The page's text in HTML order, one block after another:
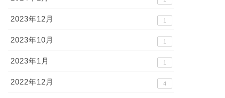
2023年12月 1
2023年10月 1
2023年1月 1
2022年12月 4